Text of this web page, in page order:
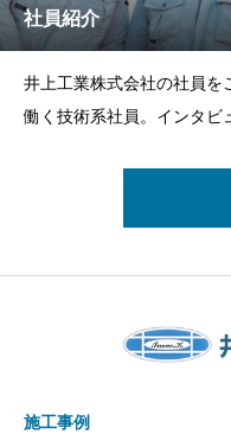
社員紹介
井上工業株式会社の社員を
働く技術系社員。インタビ
施工事例